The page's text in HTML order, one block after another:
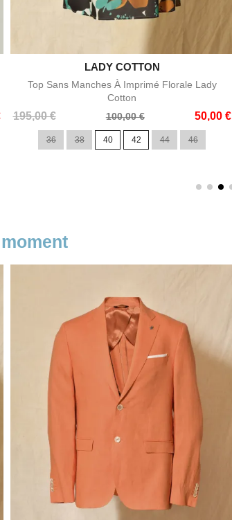
Aperçu rapide
LADY COTTON
Top Sans Manches À Imprimé Florale Lady
Cotton
195,00 €
Prix
100,00 € 50,00 €
Prix
36 38 40 42 44 46